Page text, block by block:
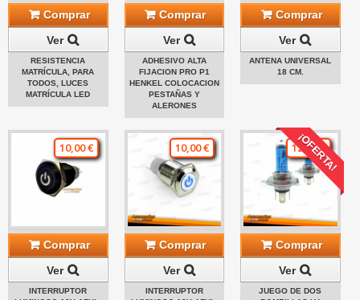
Comprar
Ver
RESISTENCIA
MATRÍCULA, PARA
TODOS, LUCES
MATRÍCULA LED
Comprar
Ver
ADHESIVO ALTA
FIJACION PRO P1
HENKEL COLOCACION
PESTAÑAS Y
ALERONES
Comprar
Ver
ANTENA UNIVERSAL
18 CM.
10,00 €
Comprar
Ver
INTERRUPTOR
10,00 €
Comprar
Ver
INTERRUPTOR
¡OFERTA!
12,00 €
Comprar
Ver
JUEGO DE DOS